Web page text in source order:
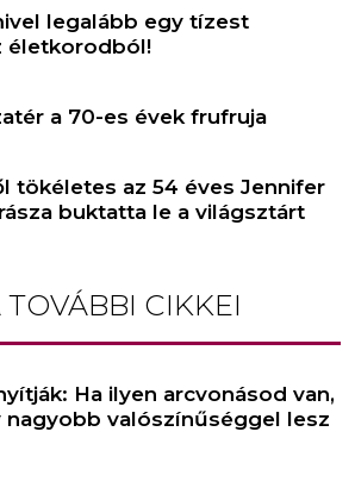
legalább egy tízest
életkorodból!
a 70-es évek frufruja
tökéletes az 54 éves Jennifer
buktatta le a világsztárt
TOVÁBBI CIKKEI
Ha ilyen arcvonásod van,
nagyobb valószínűséggel lesz